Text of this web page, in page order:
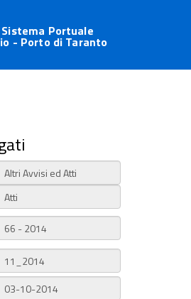
Portuale
- Porto di Taranto